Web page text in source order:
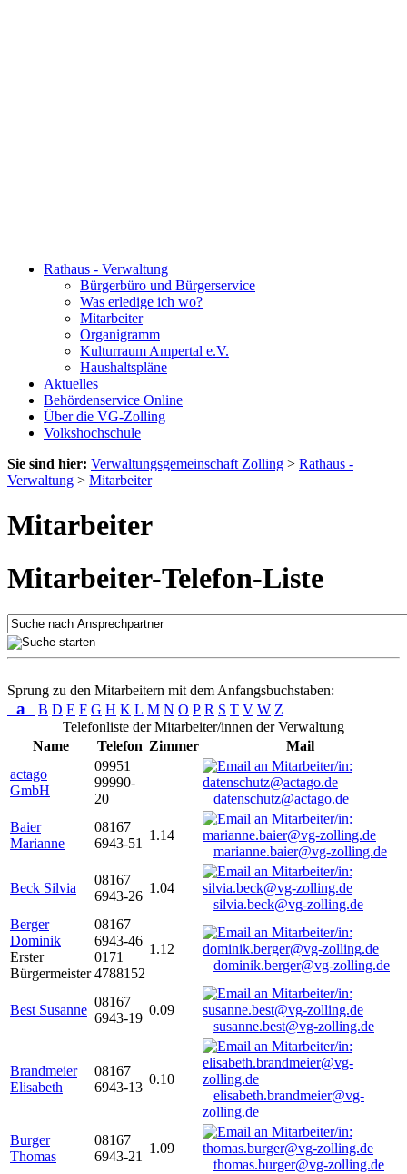
Rathaus - Verwaltung
Bürgerbüro und Bürgerservice
Was erledige ich wo?
Mitarbeiter
Organigramm
Kulturraum Ampertal e.V.
Haushaltspläne
Aktuelles
Behördenservice Online
Über die VG-Zolling
Volkshochschule
Sie sind hier: Verwaltungsgemeinschaft Zolling > Rathaus -
Verwaltung > Mitarbeiter
Mitarbeiter
Mitarbeiter-Telefon-Liste
Sprung zu den Mitarbeitern mit dem Anfangsbuchstaben:
a B D E F G H K L M N O P R S T V W Z
Telefonliste der Mitarbeiter/innen der Verwaltung
Name
Telefon Zimmer
Mail
actago
GmbH
09951
99990-
20
datenschutz@actago.de
Baier
Marianne
08167
6943-51
1.14
marianne.baier@vg-zolling.de
Beck Silvia
08167
6943-26
1.04
silvia.beck@vg-zolling.de
Berger
Dominik
Erster
Bürgermeister
08167
6943-46
0171
4788152
1.12
dominik.berger@vg-zolling.de
Best Susanne
08167
6943-19
0.09
susanne.best@vg-zolling.de
Brandmeier
Elisabeth
08167
6943-13
0.10
elisabeth.brandmeier@vg-
zolling.de
Burger
Thomas
08167
6943-21
1.09
thomas.burger@vg-zolling.de